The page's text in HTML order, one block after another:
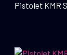
Pistolet KMR